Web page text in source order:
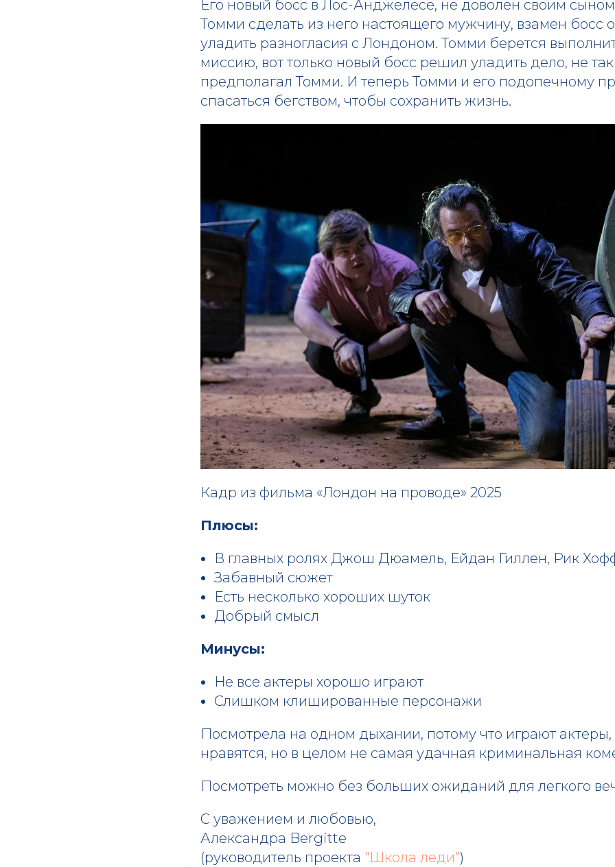
Его новый босс в Лос-Анджелесе, не доволен своим
Томми сделать из него настоящего мужчину, взамен босс
уладить разногласия с Лондоном. Томми берется
миссию, вот только новый босс решил уладить дело, не
предполагал Томми. И теперь Томми и его подопечному
спасаться бегством, чтобы сохранить жизнь.
Кадр из фильма «Лондон на проводе» 2025
Плюсы:
В главных ролях Джош Дюамель, Ейдан Гиллен, Рик
Забавный сюжет
Есть несколько хороших шуток
Добрый смысл
Минусы:
Не все актеры хорошо играют
Слишком клишированные персонажи
Посмотрела на одном дыхании, потому что играют
нравятся, но в целом не самая удачная криминальная
Посмотреть можно без больших ожиданий для легкого
С уважением и любовью,
Александра Bergitte
(руководитель проекта "Школа леди")